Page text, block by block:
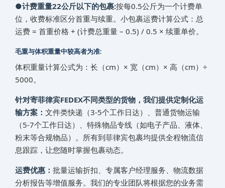
●计费重量22公斤以下的包裹:按每0.5公斤为一个计费单
位，收费标准区分首重与续重。小包裹运费计算公式：总
运费 = 首重价格 + (计费总重量 – 0.5) / 0.5 × 续重单价。
毛重与体积重量中较高者为准:
体积重量计算公式为：长（cm）× 宽（cm）× 高（cm）÷
5000。
针对寄‌‌‌菲律宾FEDEX不同类型的货物，我们提供定制化运
输方案： 文件类快递（3-5个工作日达）、普通货物运输
（5-7个工作日达）、特殊物品专线（如电子产品、液体、
粉末等合规物品）。所有到‌‌‌菲律宾包裹均提供全程物流信
息跟踪，让您随时掌握包裹动态。
运费优惠： 批量运输折扣、专属客户经理服务、物流数据
分析报告等增值服务。我们的专业团队将根据您的业务需